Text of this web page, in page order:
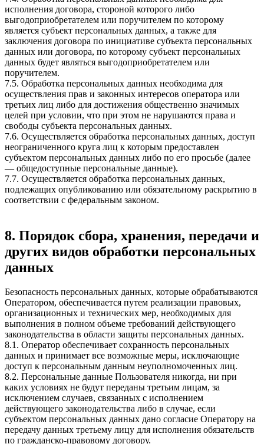
исполнения договора, стороной которого либо
выгодоприобретателем или поручителем по которому
является субъект персональных данных, а также для
заключения договора по инициативе субъекта персональных
данных или договора, по которому субъект персональных
данных будет являться выгодоприобретателем или
поручителем.
7.5. Обработка персональных данных необходима для
осуществления прав и законных интересов оператора или
третьих лиц либо для достижения общественно значимых
целей при условии, что при этом не нарушаются права и
свободы субъекта персональных данных.
7.6. Осуществляется обработка персональных данных, доступ
неограниченного круга лиц к которым предоставлен
субъектом персональных данных либо по его просьбе (далее
— общедоступные персональные данные).
7.7. Осуществляется обработка персональных данных,
подлежащих опубликованию или обязательному раскрытию в
соответствии с федеральным законом.
8. Порядок сбора, хранения, передачи и
других видов обработки персональных
данных
Безопасность персональных данных, которые обрабатываются
Оператором, обеспечивается путем реализации правовых,
организационных и технических мер, необходимых для
выполнения в полном объеме требований действующего
законодательства в области защиты персональных данных.
8.1. Оператор обеспечивает сохранность персональных
данных и принимает все возможные меры, исключающие
доступ к персональным данным неуполномоченных лиц.
8.2. Персональные данные Пользователя никогда, ни при
каких условиях не будут переданы третьим лицам, за
исключением случаев, связанных с исполнением
действующего законодательства либо в случае, если
субъектом персональных данных дано согласие Оператору на
передачу данных третьему лицу для исполнения обязательств
по гражданско-правовому договору.